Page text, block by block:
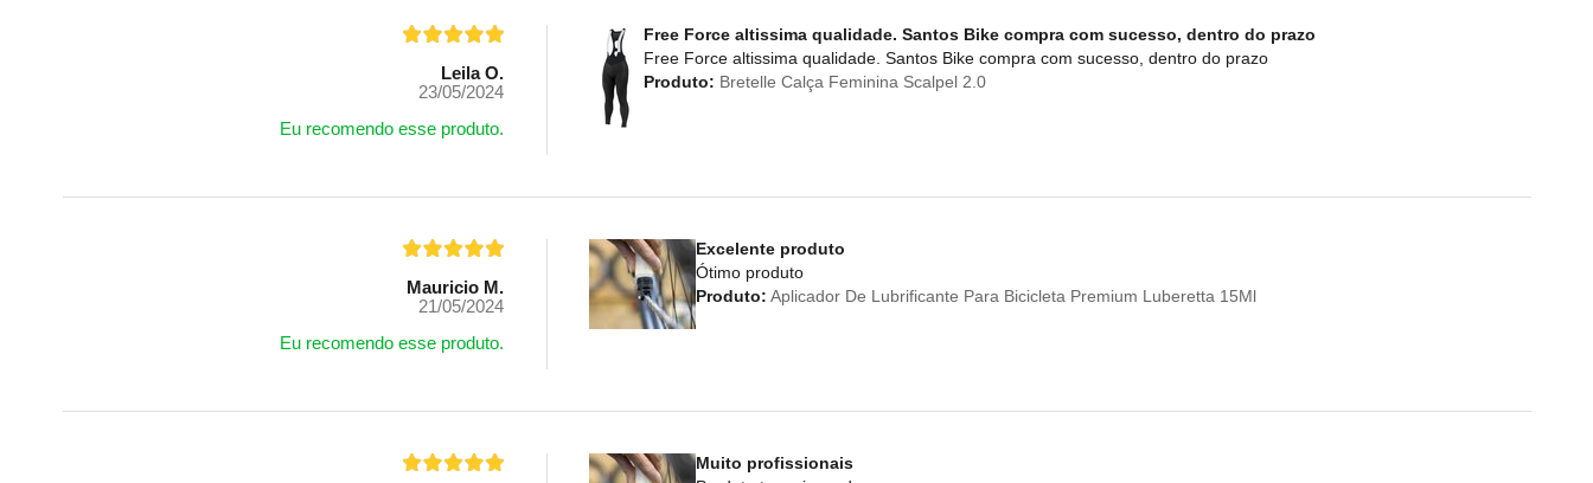
Leila O.
23/05/2024
Eu recomendo esse produto.
Free Force altissima qualidade. Santos Bike compra com sucesso, dentro do prazo
Free Force altissima qualidade. Santos Bike compra com sucesso, dentro do prazo
Produto: Bretelle Calça Feminina Scalpel 2.0
Mauricio M.
21/05/2024
Eu recomendo esse produto.
Excelente produto
Ótimo produto
Produto: Aplicador De Lubrificante Para Bicicleta Premium Luberetta 15Ml
Muito profissionais